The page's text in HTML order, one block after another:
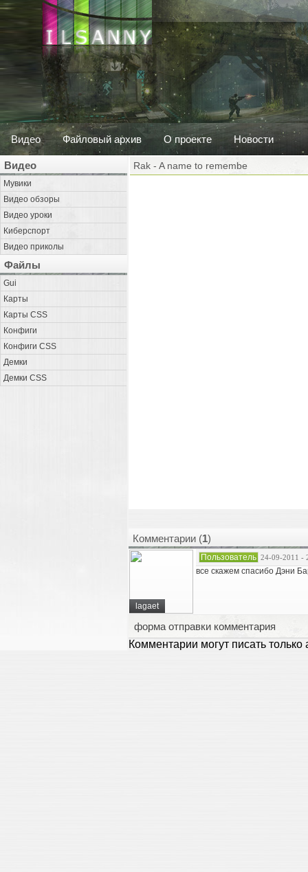
Видео Файловый архив О проекте Новости
Видео
Мувики
Видео обзоры
Видео уроки
Киберспорт
Видео приколы
Файлы
Gui
Карты
Карты CSS
Конфиги
Конфиги CSS
Демки
Демки CSS
Rak - A name to remembe
Комментарии (1)
lagaet
Пользователь 24-09-2011 -
все скажем спасибо Дэни
форма отправки комментария
Комментарии могут писать